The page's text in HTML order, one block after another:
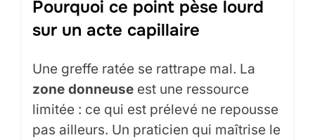
Pourquoi ce point pèse lourd
sur un acte capillaire
Une greffe ratée se rattrape mal. La
zone donneuse est une ressource
limitée : ce qui est prélevé ne repousse
pas ailleurs. Un praticien qui maîtrise le